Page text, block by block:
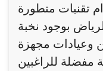
تقنيات متطورة
بوجود نخبة
وعيادات مجهزة
مفضلة للراغبين